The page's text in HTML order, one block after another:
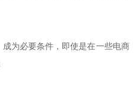
为必要条件，即使是在一些电商